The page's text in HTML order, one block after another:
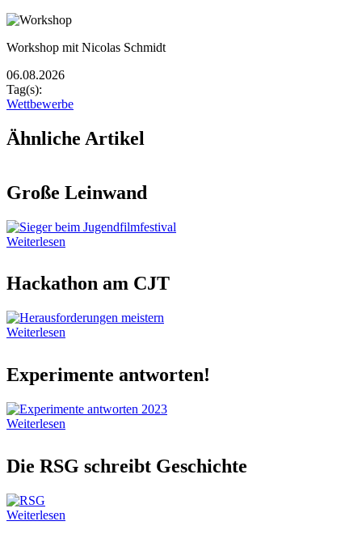
Image
Bildunterschrift
Workshop mit Nicolas Schmidt
06.08.2026
Tag(s):
Wettbewerbe
Ähnliche Artikel
Große Leinwand
Weiterlesen
Hackathon am CJT
Weiterlesen
Experimente antworten!
Weiterlesen
Die RSG schreibt Geschichte
Weiterlesen